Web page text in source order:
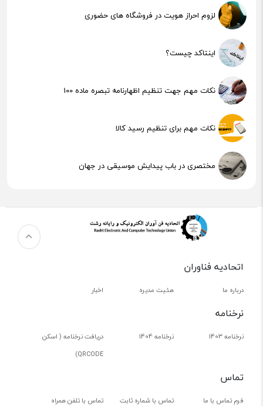
لزوم احراز هویت در فروشگاه های حضوری
اینتاکد چیست؟
نکات مهم جهت تنظیم اظهارنامه تبصره ماده 100
نکات مهم برای تنظیم رسید کالا
مختصری در باب پیدایش موسیقی در جهان
اتحادیه فناوران
درباره ما هئیت مدیره اخبار
نرخنامه
نرخنامه 1403 نرخنامه 1404
دریافت نرخنامه ( اسکن
QRCODE)
تماس
فرم تماس با ما تماس با شماره ثابت تماس با تلفن همراه